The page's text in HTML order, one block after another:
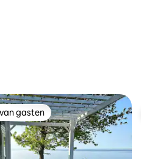
gasten
gasten